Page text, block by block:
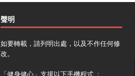
聲明
如要轉載，請列明出處，以及不作任何修
改。
「健身健心」支援以下手機程式 ﹕